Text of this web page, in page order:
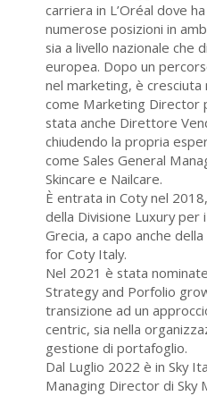
carriera in L’Oréal dove
numerose posizioni in
sia a livello nazionale che
europea. Dopo un
nel marketing, è cresciuta
come Marketing Director
stata anche Direttore
chiudendo la propria
come Sales General
Skincare e Nailcare.
È entrata in Coty nel
della Divisione Luxury per
Grecia, a capo anche
for Coty Italy.
Nel 2021 è stata
Strategy and Porfolio
transizione ad un
centric, sia nella
gestione di portafoglio.
Dal Luglio 2022 è in Sky
Managing Director di Sky